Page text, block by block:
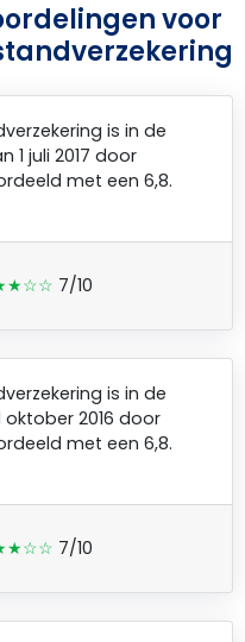
voor
is in de
1 juli 2017 door
met een 6,8.
7/10
is in de
oktober 2016 door
met een 6,8.
7/10